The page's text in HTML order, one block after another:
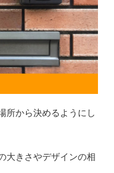
所から決めるようにし
大きさやデザインの相